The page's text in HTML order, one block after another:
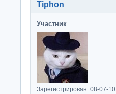
Tiphon
Участник
Зарегистрирован: 08-07-10